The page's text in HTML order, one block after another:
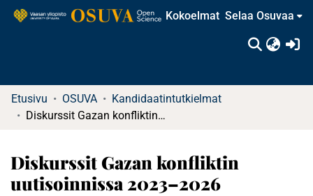
Kokoelmat Selaa Osuvaa
Etusivu OSUVA
Kandidaatintutkielmat
Diskurssit Gazan konfliktin uutisoinnissa 2023–2026
Diskurssit Gazan konfliktin
uutisoinnissa 2023–2026